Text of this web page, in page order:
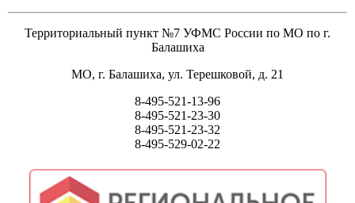
Территориальный пункт №7 УФМС России по МО по г.
Балашиха
МО, г. Балашиха, ул. Терешковой, д. 21
8-495-521-13-96
8-495-521-23-30
8-495-521-23-32
8-495-529-02-22